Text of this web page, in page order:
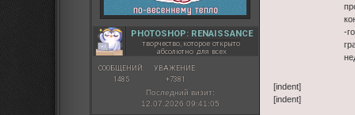
PHOTOSHOP: RENAISSANCE
творчество, которое открыто
абсолютно для всех
СООБЩЕНИЙ:
1485
УВАЖЕНИЕ:
+7381
Последний визит:
12.07.2026 09:41:05
-
[indent]
[indent]